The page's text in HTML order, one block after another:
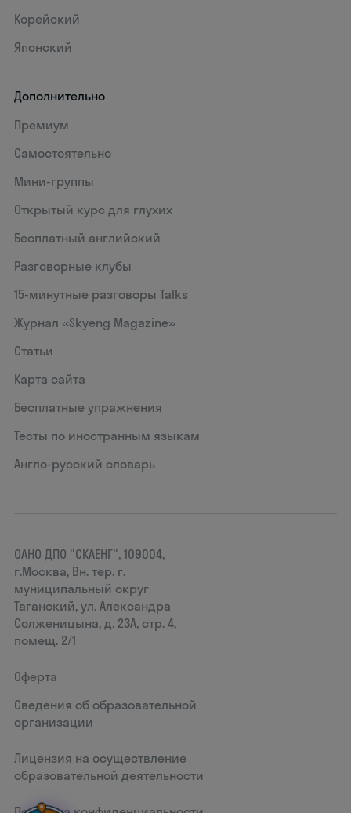
Корейский
Японский
Дополнительно
Премиум
Самостоятельно
Мини-группы
Открытый курс для глухих
Бесплатный английский
Разговорные клубы
15‑минутные разговоры Talks
Журнал «Skyeng Magazine»
Статьи
Карта сайта
Бесплатные упражнения
Тесты по иностранным языкам
Англо-русский словарь
ОАНО ДПО "СКАЕНГ", 109004,
г.Москва, Вн. тер. г.
муниципальный округ
Таганский, ул. Александра
Солженицына, д. 23А, стр. 4,
помещ. 2/1
Оферта
Сведения об образовательной
организации
Лицензия на осуществление
образовательной деятельности